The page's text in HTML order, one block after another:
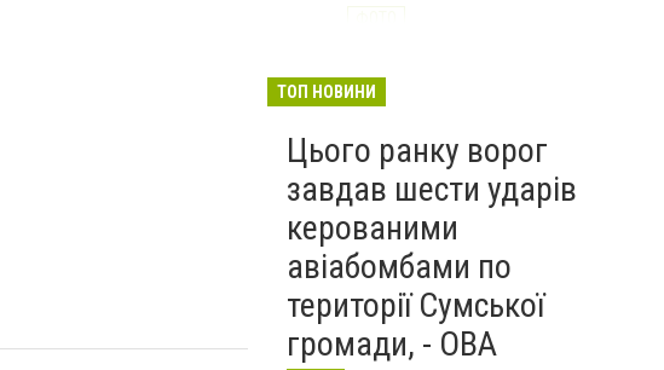
ТОП НОВИНИ
Цього ранку ворог
завдав шести ударів
керованими
авіабомбами по
території Сумської
громади, - ОВА